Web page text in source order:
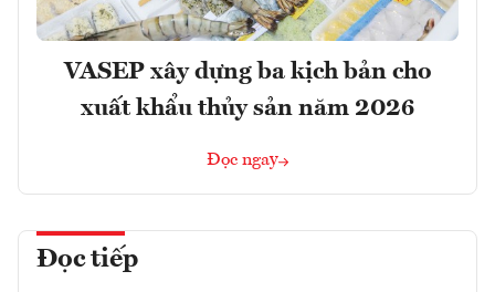
VASEP xây dựng ba kịch bản cho
xuất khẩu thủy sản năm 2026
Đọc ngay
Đọc tiếp